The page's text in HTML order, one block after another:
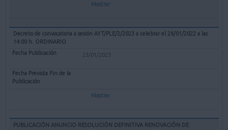
Mostrar
Decreto de convocatoria a sesión AYT/PLE/2/2023 a celebrar el 26/01/2022 a las
14:00 h. ORDINARIO
23/01/2023
Mostrar
PUBLICACIÓN ANUNCIO RESOLUCIÓN DEFINITIVA RENOVACIÓN DE